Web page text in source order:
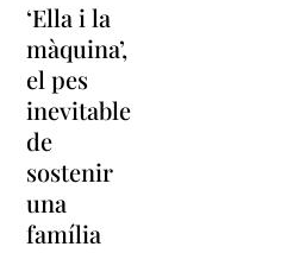
‘Ella i la
màquina’,
el pes
inevitable
de
sostenir
una
família